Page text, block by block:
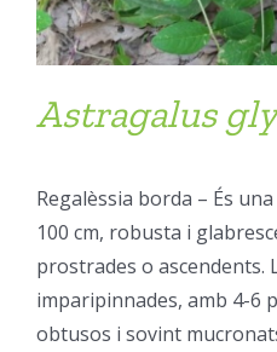
Astragalus
Regalèssia borda – És
100 cm, robusta i
prostrades o ascendents.
imparipinnades, amb 4-6
obtusos i sovint